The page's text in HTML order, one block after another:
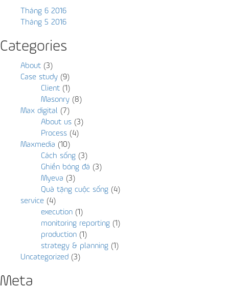
Tháng 6 2016
Tháng 5 2016
Categories
About (3)
Case study (9)
Client (1)
Masonry (8)
Max digital (7)
About us (3)
Process (4)
Maxmedia (10)
Cách sống (3)
Ghiền bóng đá (3)
Myeva (3)
Quà tặng cuộc sống (4)
service (4)
execution (1)
monitoring reporting (1)
production (1)
strategy & planning (1)
Uncategorized (3)
Meta